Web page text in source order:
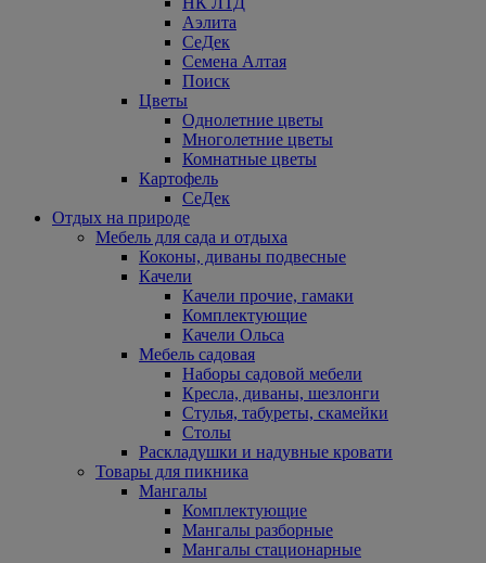
Аэлита
СеДек
Семена Алтая
Поиск
Цветы
Однолетние цветы
Многолетние цветы
Комнатные цветы
Картофель
СеДек
Отдых на природе
Мебель для сада и отдыха
Коконы, диваны подвесные
Качели
Качели прочие, гамаки
Комплектующие
Качели Ольса
Мебель садовая
Наборы садовой мебели
Кресла, диваны, шезлонги
Стулья, табуреты, скамейки
Столы
Раскладушки и надувные кровати
Товары для пикника
Мангалы
Комплектующие
Мангалы разборные
Мангалы стационарные